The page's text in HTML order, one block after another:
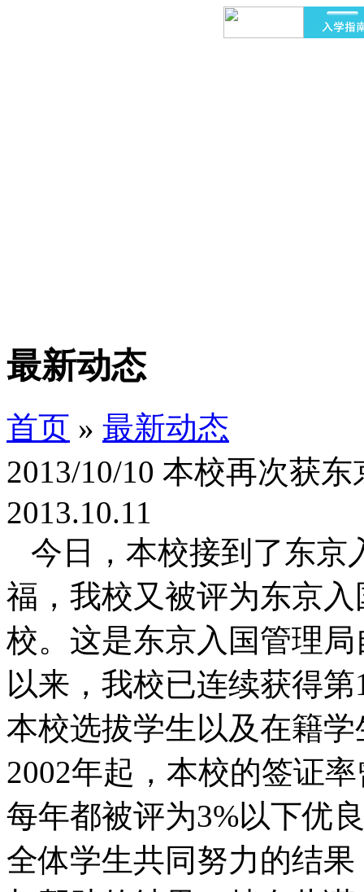
最新动态
首页 » 最新动态
2013/10/10 本校再次获
2013.10.11
今日，本校接到了东京
福，我校又被评为东京
校。这是东京入国管理
以来，我校已连续获得
本校选拔学生以及在籍
2002年起，本校的签证
每年都被评为3%以下优
全体学生共同努力的结